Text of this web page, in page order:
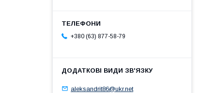
+380 (63) 877-58-79
aleksandrit86@ukr.net